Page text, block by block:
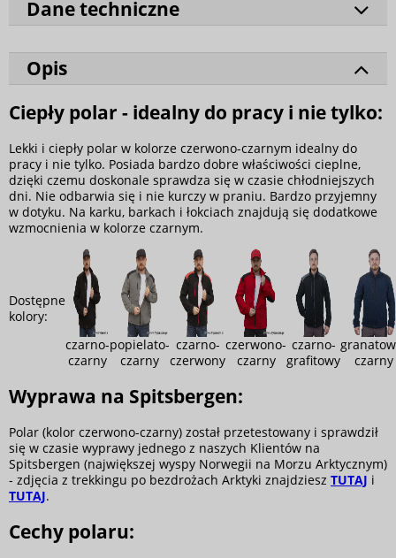
Dane techniczne
Opis
Ciepły polar - idealny do pracy i nie tylko:
Lekki i ciepły polar w kolorze czerwono-czarnym idealny do
pracy i nie tylko. Posiada bardzo dobre właściwości cieplne,
dzięki czemu doskonale sprawdza się w czasie chłodniejszych
dni. Nie odbarwia się i nie kurczy w praniu. Bardzo przyjemny
w dotyku. Na karku, barkach i łokciach znajdują się dodatkowe
wzmocnienia w kolorze czarnym.
Dostępne
kolory:
czarno-
czarny
popielato-
czarny
czarno-
czerwony
czerwono-
czarny
czarno-
grafitowy
czarny
Wyprawa na Spitsbergen:
Polar (kolor czerwono-czarny) został przetestowany i sprawdził
się w czasie wyprawy jednego z naszych Klientów na
Spitsbergen (największej wyspy Norwegii na Morzu Arktycznym)
- zdjęcia z trekkingu po bezdrożach Arktyki znajdziesz TUTAJ i
TUTAJ.
Cechy polaru: